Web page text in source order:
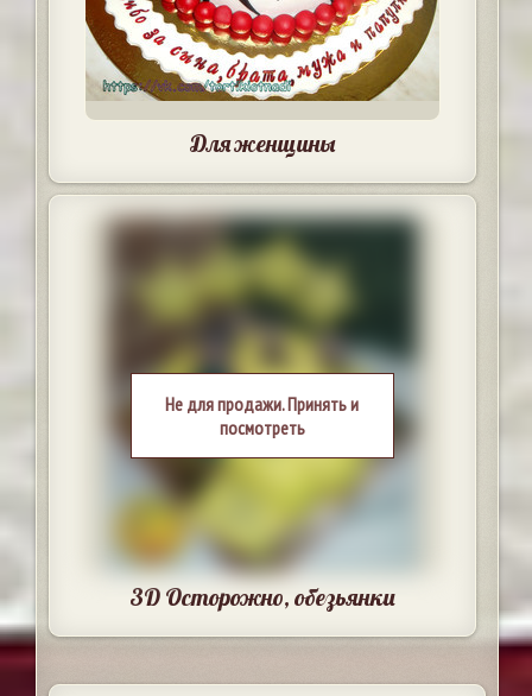
Для женщины
Не для продажи. Принять и
посмотреть
3D Осторожно, обезьянки